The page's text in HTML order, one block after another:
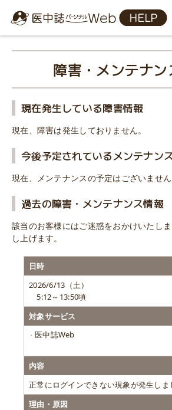
障害・メンテナ
現在発生している障害情報
現在、障害は発生しておりません。
今後予定されているメンテナン
現在、メンテナンスの予定はございません
過去の障害・メンテナンス情報
該当のお客様にはご迷惑をおかけいたし
し上げます。
日時
2026/6/13（土）
5:12～13:50頃
対象サービス
医中誌Web
内容
正常にログインできない現象が発生しま
理由・原因